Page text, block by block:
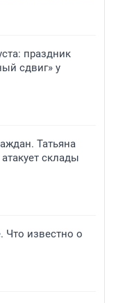
праздник
сдвиг» у
Татьяна
склады
Что известно о